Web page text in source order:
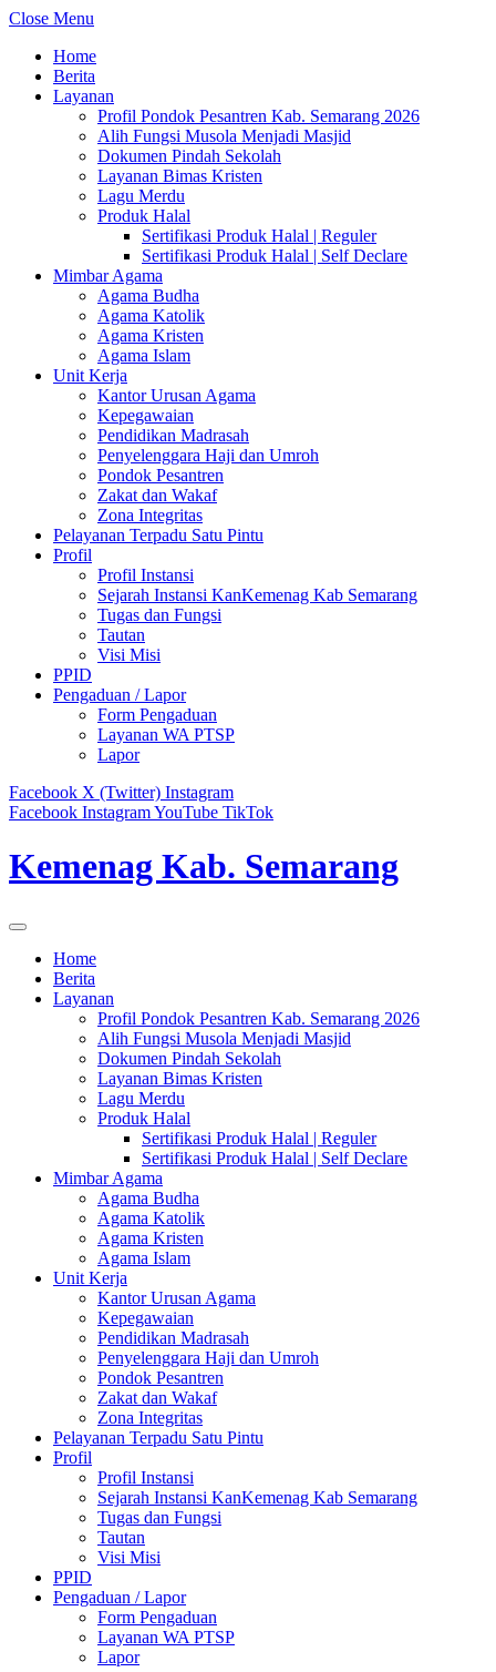
Close Menu
Home
Berita
Layanan
Profil Pondok Pesantren Kab. Semarang 2026
Alih Fungsi Musola Menjadi Masjid
Dokumen Pindah Sekolah
Layanan Bimas Kristen
Lagu Merdu
Produk Halal
Sertifikasi Produk Halal | Reguler
Sertifikasi Produk Halal | Self Declare
Mimbar Agama
Agama Budha
Agama Katolik
Agama Kristen
Agama Islam
Unit Kerja
Kantor Urusan Agama
Kepegawaian
Pendidikan Madrasah
Penyelenggara Haji dan Umroh
Pondok Pesantren
Zakat dan Wakaf
Zona Integritas
Pelayanan Terpadu Satu Pintu
Profil
Profil Instansi
Sejarah Instansi KanKemenag Kab Semarang
Tugas dan Fungsi
Tautan
Visi Misi
PPID
Pengaduan / Lapor
Form Pengaduan
Layanan WA PTSP
Lapor
Facebook X (Twitter) Instagram
Facebook InstagramYouTube TikTok
Kemenag Kab. Semarang
Home
Berita
Layanan
Profil Pondok Pesantren Kab. Semarang 2026
Alih Fungsi Musola Menjadi Masjid
Dokumen Pindah Sekolah
Layanan Bimas Kristen
Lagu Merdu
Produk Halal
Sertifikasi Produk Halal | Reguler
Sertifikasi Produk Halal | Self Declare
Mimbar Agama
Agama Budha
Agama Katolik
Agama Kristen
Agama Islam
Unit Kerja
Kantor Urusan Agama
Kepegawaian
Pendidikan Madrasah
Penyelenggara Haji dan Umroh
Pondok Pesantren
Zakat dan Wakaf
Zona Integritas
Pelayanan Terpadu Satu Pintu
Profil
Profil Instansi
Sejarah Instansi KanKemenag Kab Semarang
Tugas dan Fungsi
Tautan
Visi Misi
PPID
Pengaduan / Lapor
Form Pengaduan
Layanan WA PTSP
Lapor